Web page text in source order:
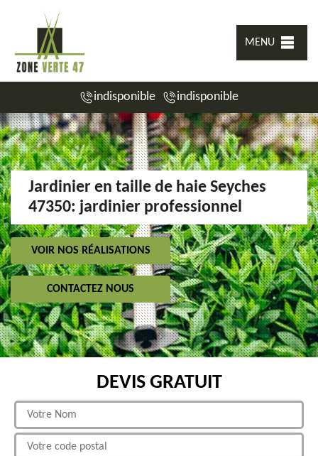
MENU
indisponible indisponible
Jardinier en taille de haie Seyches
47350: jardinier professionnel
VOIR NOS RÉALISATIONS
CONTACTEZ NOUS
DEVIS GRATUIT